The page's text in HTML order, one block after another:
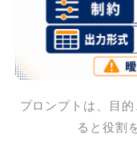
プロンプトは、目
ると役割